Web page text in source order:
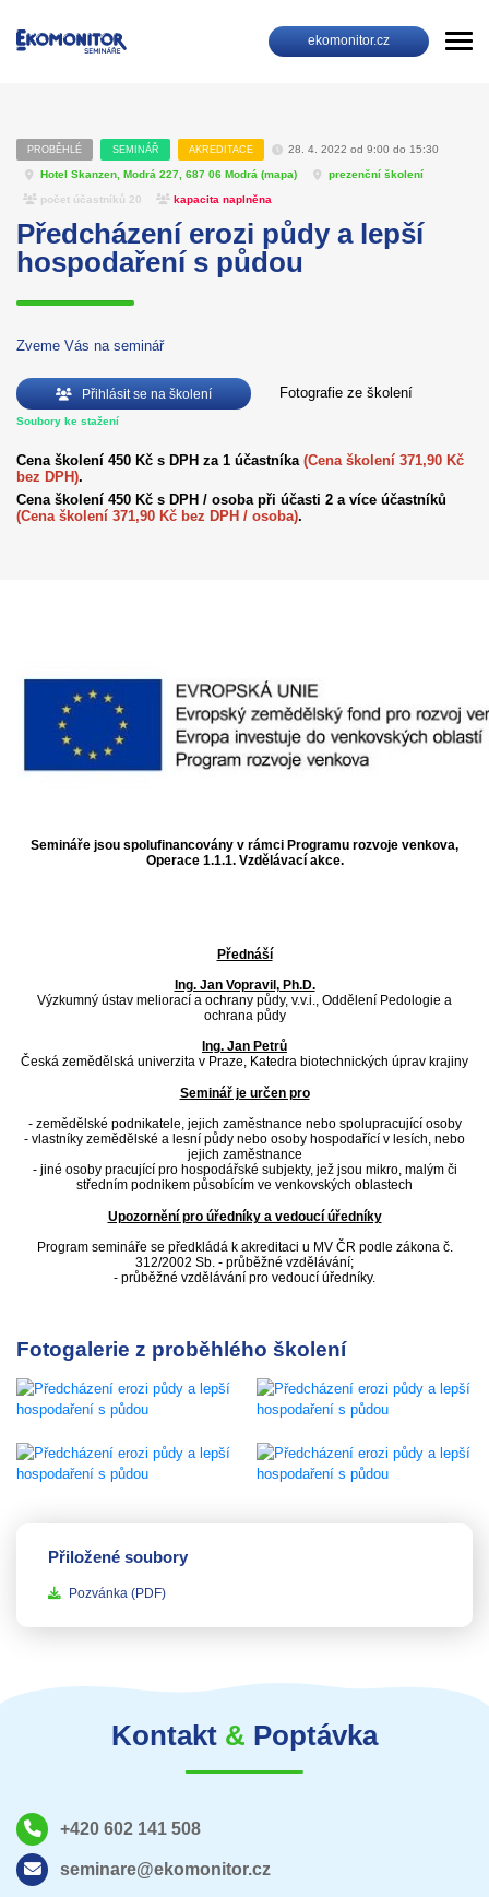
ekomonitor.cz
PROBĚHLÉ SEMINÁŘ AKREDITACE 28. 4. 2022 od 9:00 do 15:30
Hotel Skanzen, Modrá 227, 687 06 Modrá (mapa) prezenční školení
počet účastníků 20 kapacita naplněna
Předcházení erozi půdy a lepší
hospodaření s půdou
Zveme Vás na seminář
Přihlásit se na školení Fotografie ze školení
Soubory ke stažení
Cena školení 450 Kč s DPH za 1 účastníka (Cena školení 371,90 Kč
bez DPH).
Cena školení 450 Kč s DPH / osoba při účasti 2 a více účastníků
(Cena školení 371,90 Kč bez DPH / osoba).
Semináře jsou spolufinancovány v rámci Programu rozvoje venkova,
Operace 1.1.1. Vzdělávací akce.
Přednáší
Ing. Jan Vopravil, Ph.D.
Výzkumný ústav meliorací a ochrany půdy, v.v.i., Oddělení Pedologie a
ochrana půdy
Ing. Jan Petrů
Česká zemědělská univerzita v Praze, Katedra biotechnických úprav krajiny
Seminář je určen pro
- zemědělské podnikatele, jejich zaměstnance nebo spolupracující osoby
- vlastníky zemědělské a lesní půdy nebo osoby hospodařící v lesích, nebo
jejich zaměstnance
- jiné osoby pracující pro hospodářské subjekty, jež jsou mikro, malým či
středním podnikem působícím ve venkovských oblastech
Upozornění pro úředníky a vedoucí úředníky
Program semináře se předkládá k akreditaci u MV ČR podle zákona č.
312/2002 Sb. - průběžné vzdělávání;
- průběžné vzdělávání pro vedoucí úředníky.
Fotogalerie z proběhlého školení
Přiložené soubory
Pozvánka(PDF)
Kontakt & Poptávka
+420 602 141 508
seminare@ekomonitor.cz